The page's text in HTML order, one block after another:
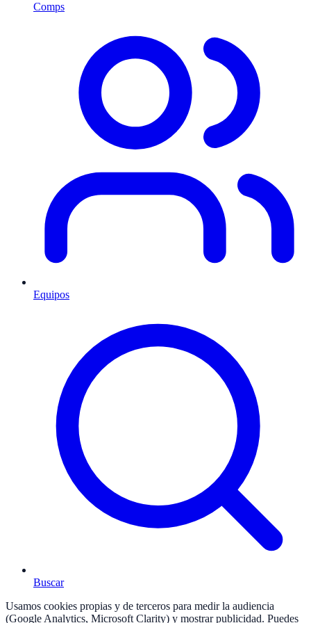
Comps
Equipos
Buscar
Usamos cookies propias y de terceros para medir la audiencia
(Google Analytics, Microsoft Clarity) y mostrar publicidad. Puedes